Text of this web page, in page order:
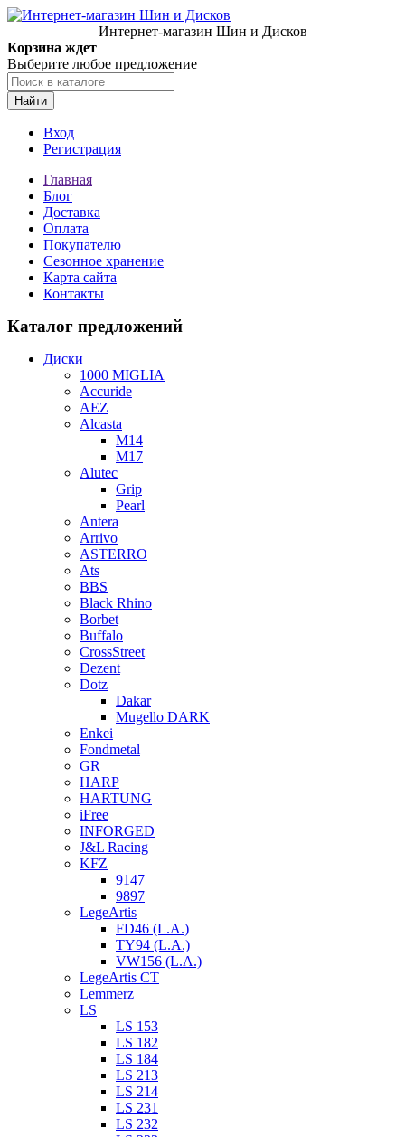
Интернет-магазин Шин и Дисков
Корзина ждет
Выберите любое предложение
Найти
Вход
Регистрация
Главная
Блог
Доставка
Оплата
Покупателю
Сезонное хранение
Карта сайта
Контакты
Каталог предложений
Диски
1000 MIGLIA
Accuride
AEZ
Alcasta
M14
M17
Alutec
Grip
Pearl
Antera
Arrivo
ASTERRO
Ats
BBS
Black Rhino
Borbet
Buffalo
CrossStreet
Dezent
Dotz
Dakar
Mugello DARK
Enkei
Fondmetal
GR
HARP
HARTUNG
iFree
INFORGED
J&L Racing
KFZ
9147
9897
LegeArtis
FD46 (L.A.)
TY94 (L.A.)
VW156 (L.A.)
LegeArtis CT
Lemmerz
LS
LS 153
LS 182
LS 184
LS 213
LS 214
LS 231
LS 232